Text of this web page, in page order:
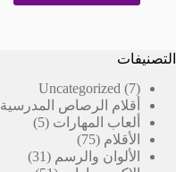
التصنيفات
Uncategorized
7
7
منتجات
أقلام الرصاص المدرسية
ألعاب المهارات 5
5
الأقلام 75
75
منتج
الألوان والرسم 31
31